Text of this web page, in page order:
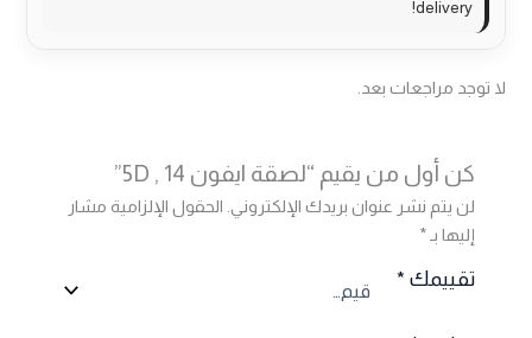
delivery!
لا توجد مراجعات بعد.
كن أول من يقيم “لصقة ايفون 14 , 5D”
لن يتم نشر عنوان بريدك الإلكتروني. الحقول الإلزامية مشار
إليها بـ*
تقييمك *